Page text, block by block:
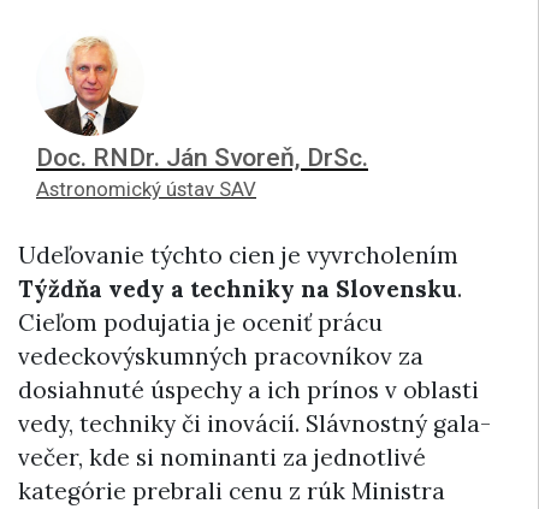
Doc. RNDr. Ján Svoreň, DrSc.
Astronomický ústav SAV
Udeľovanie týchto cien je vyvrcholením
Týždňa vedy a techniky na Slovensku.
Cieľom podujatia je oceniť prácu
vedeckovýskumných pracovníkov za
dosiahnuté úspechy a ich prínos v oblasti
vedy, techniky či inovácií. Slávnostný gala-
večer, kde si nominanti za jednotlivé
kategórie prebrali cenu z rúk Ministra